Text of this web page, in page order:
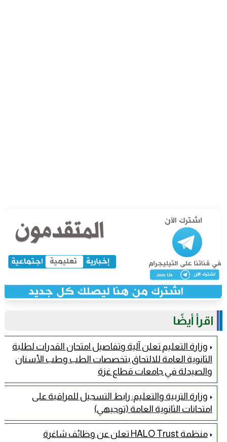
اقرأ أيضًا
وزارة التعليم تعلن آلية وتفاصيل امتحان القدرات لطلبة
الثانوية العامة للالتحاق بتخصصات الطب وطب الأسنان
والصيدلة في جامعات قطاع غزة
وزارة التربية والتعليم: رابط التسجيل للمراقبة على
امتحانات الثانوية العامة (توجيهي)
منظمة HALO Trust تعلن عن وظائف شاغرة